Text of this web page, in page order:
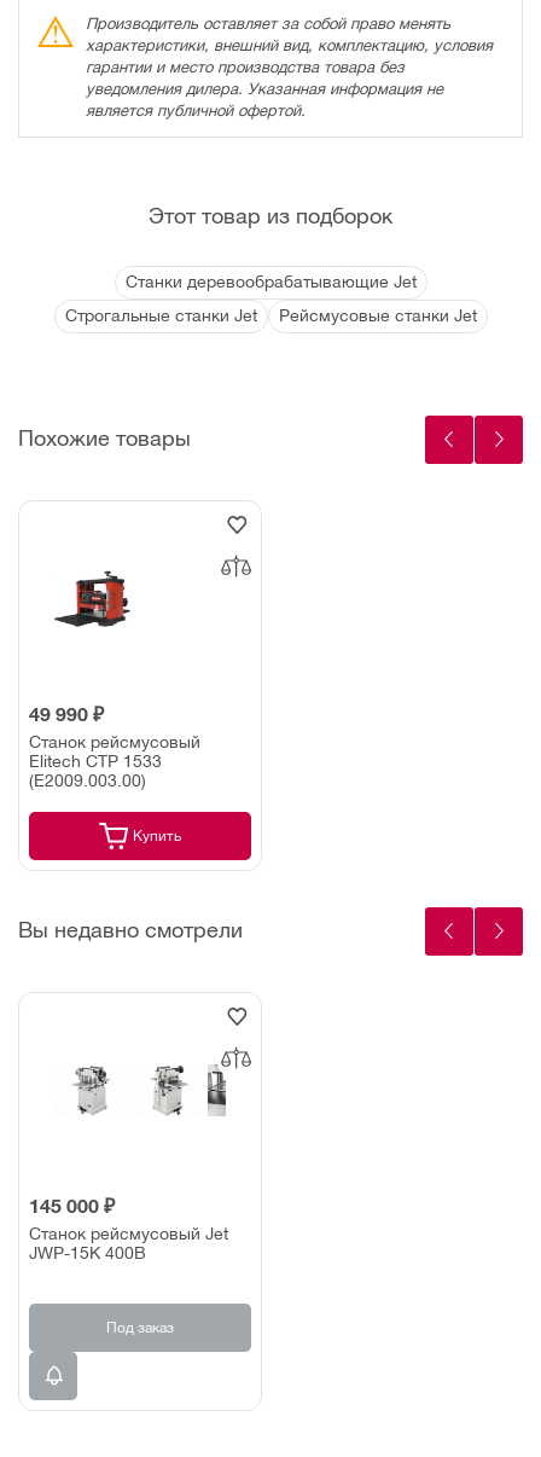
Производитель оставляет за собой право менять
характеристики, внешний вид, комплектацию, условия
гарантии и место производства товара без
уведомления дилера. Указанная информация не
является публичной офертой.
Этот товар из подборок
Станки деревообрабатывающие Jet
Строгальные станки Jet
Рейсмусовые станки Jet
Похожие товары
49 990 ₽
Станок рейсмусовый
Elitech СТР 1533
(E2009.003.00)
Купить
Вы недавно смотрели
145 000 ₽
Станок рейсмусовый Jet
JWP-15K 400В
Под заказ